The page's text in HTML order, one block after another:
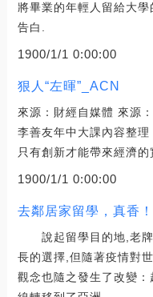
將畢業的年輕人留給大
告白.
1900/1/1 0:00:00
狠人“左暉”_ACN
來源：財經自媒體 來源
李善友年中大課內容整理
只有創新才能帶來經濟的
1900/1/1 0:00:00
去鄰居家留學，真香
說起留學目的地,老牌
長的選擇,但隨著疫情對
觀念也隨之發生了改變